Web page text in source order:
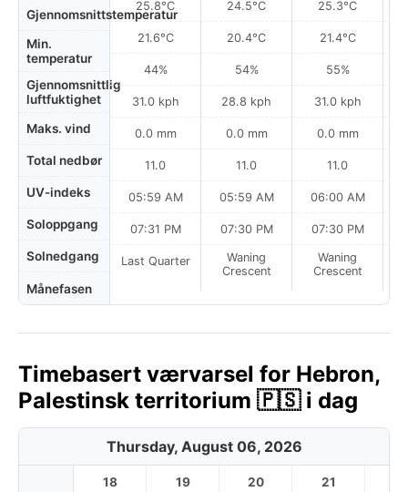
Gjennomsnittstemperatur
Min.
temperatur
Gjennomsnittlig
luftfuktighet
Maks. vind
Total nedbør
UV-indeks
Soloppgang
Solnedgang
Månefasen
25.8°C
21.6°C
44%
31.0 kph
0.0 mm
11.0
05:59 AM
07:31 PM
Last Quarter
24.5°C
20.4°C
54%
28.8 kph
0.0 mm
11.0
05:59 AM
07:30 PM
Waning
Crescent
25.3°C
21.4°C
55%
31.0 kph
0.0 mm
11.0
06:00 AM
07:30 PM
Waning
Crescent
Timebasert værvarsel for Hebron,
Palestinsk territorium 🇵🇸 i dag
Thursday, August 06, 2026
18 19 20 21